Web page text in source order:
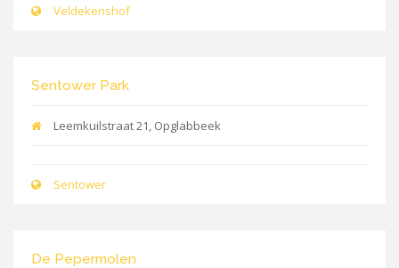
Veldekenshof
Sentower Park
Leemkuilstraat 21, Opglabbeek
Sentower
De Pepermolen